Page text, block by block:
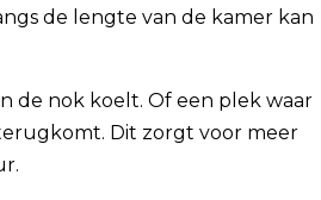
de lengte van de kamer kan
de nok koelt. Of een plek waar
Dit zorgt voor meer